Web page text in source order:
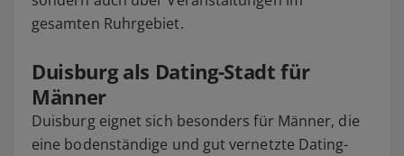
gesamten Ruhrgebiet.
Duisburg als Dating-Stadt für
Männer
Duisburg eignet sich besonders für Männer, die
eine bodenständige und gut vernetzte Dating-